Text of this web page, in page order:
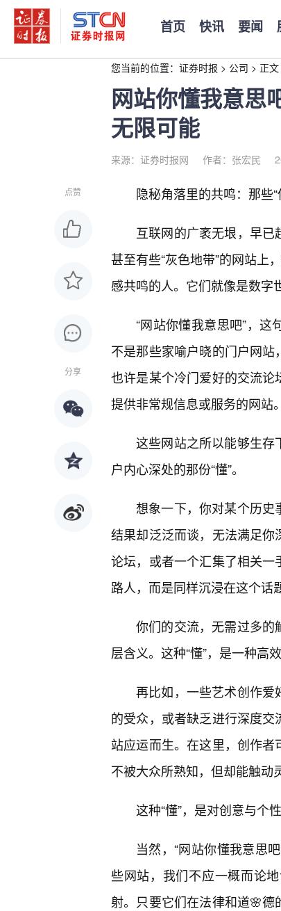
首页 快讯 要闻
您当前的位置： 证券时报 > 公司 > 正文
网站你懂我意思
无限可能
来源：证券时报网 作者：张宏民
点赞
分享
隐秘角落里的共鸣：那些
互联网的广袤无垠，早已
甚至有些“灰色地带”的网站上
感共鸣的人。它们就像是数字
“网站你懂我意思吧”，
不是那些家喻户晓的门户网站
也许是某个冷门爱好的交流
提供非常规信息或服务的网站。
这些网站之所以能够生存
户内心深处的那份“懂”。
想象一下，你对某个历
结果却泛泛而谈，无法满足
论坛，或者一个汇集了相关
路人，而是同样沉浸在这个话
你们的交流，无需过多
层含义。这种“懂”，是一种高
再比如，一些艺术创作
的受众，或者缺乏进行深度
站应运而生。在这里，创作
不被大众所熟知，但却能触动
这种“懂”，是对创意与个
当然，“网站你懂我意思
些网站，我们不应一概而论
射。只要它们在法律和道🌸